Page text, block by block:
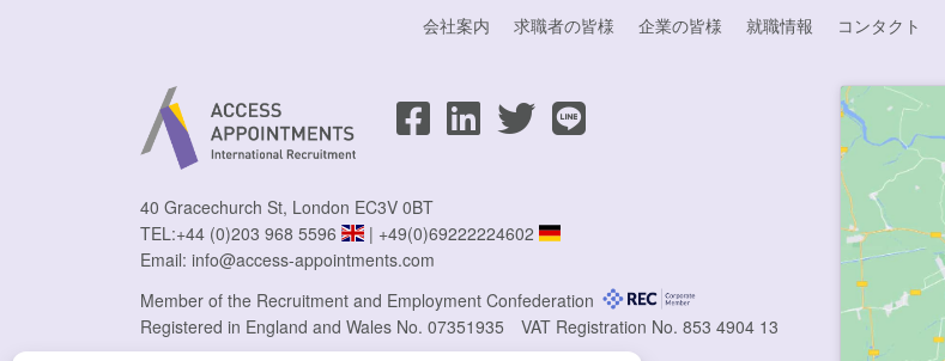
会社案内 求職者の皆様 企業の皆様 就職情報 コンタクト
40 Gracechurch St, London EC3V 0BT
TEL:+44 (0)203 968 5596 | +49(0)69222224602
Email: info@access-appointments.com
Member of the Recruitment and Employment Confederation
Registered in England and Wales No. 07351935
VAT Registration No. 853 4904 13